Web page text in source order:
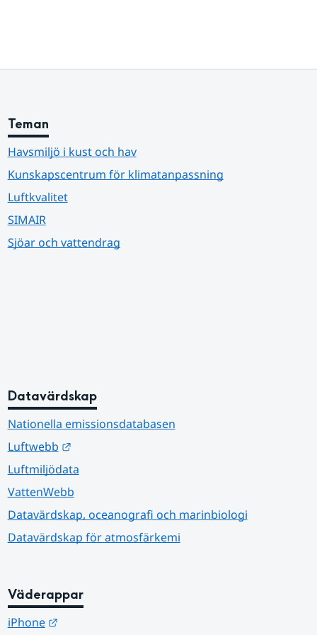
Teman
Havsmiljö i kust och hav
Kunskapscentrum för klimatanpassning
Luftkvalitet
SIMAIR
Sjöar och vattendrag
Datavärdskap
Nationella emissionsdatabasen
Luftwebb
Länk till annan webbplats.
Luftmiljödata
VattenWebb
Datavärdskap, oceanografi och marinbiologi
Datavärdskap för atmosfärkemi
Väderappar
iPhone Länk till annan webbplats.